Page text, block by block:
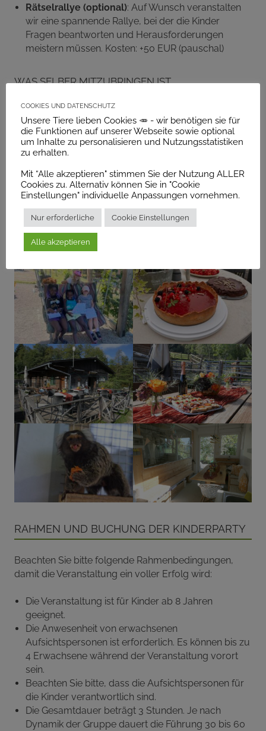
Rätselrallye (optional): Auf Wunsch veranstalten
wir eine spannende Rallye, bei der die Kinder
Fragen beantworten und Herausforderungen
meistern müssen. Kosten: +50 EUR (pauschal)
Was selber mitzubringen ist
Verpflegung:Getränke, Torte und Snacks können
nach eigenen Wünschen mitgebracht werden.
Geschirr: Bitte eigene Gläser, Teller, usw.
mitbringen, damit sich die Kinder rundum
Partydeko:Bei Bedarf können Sie nach Absprache
bereits vor Beginn der Feier den Veranstaltungsort
schmücken.
Gute Laune😊: Organisieren Sie die Feier nach
Ihren Vorstellungen.
Rahmen und Buchung der Kinderparty
Beachten Sie bitte folgende Rahmenbedingungen,
damit die Veranstaltung ein voller Erfolg wird:
Die Veranstaltung ist für Kinder ab 8 Jahren
geeignet.
Die Anwesenheit von erwachsenen
Aufsichtspersonen ist erforderlich. Es können bis zu
4 Erwachsene während der Veranstaltung vorort
sein.
Beachten Sie bitte, dass die Aufsichtspersonen für
die Kinder verantwortlich sind.
Die Gesamtdauer beträgt 3 Stunden. Je nach
Dynamik der Gruppe dauert die Führung 30 bis 60
Cookies und Datenschutz
Unsere Tiere lieben Cookies 🥕 - wir benötigen sie für
die Funktionen auf unserer Webseite sowie optional
um Inhalte zu personalisieren und Nutzungsstatistiken
zu erhalten.
Mit “Alle akzeptieren" stimmen Sie der Nutzung ALLER
Cookies zu. Alternativ können Sie in "Cookie
Einstellungen" individuelle Anpassungen vornehmen.
Nur erforderliche Cookie Einstellungen
Alle akzeptieren